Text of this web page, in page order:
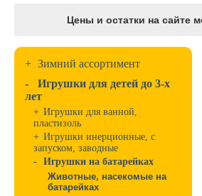
Цены и остатки на сайте
+ Зимний ассортимент
-
Игрушки для детей до 3-х
лет
+ Игрушки для ванной,
пластизоль
+ Игрушки инерционные, с
запуском, заводные
- Игрушки на батарейках
Животные, насекомые на
батарейках